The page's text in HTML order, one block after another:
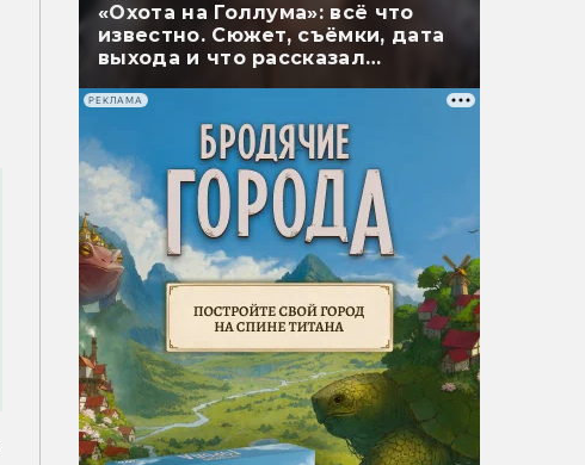
«Охота на Голлума»: всё что
известно. Сюжет, съёмки, дата
выхода и что рассказал
РЕКЛАМА